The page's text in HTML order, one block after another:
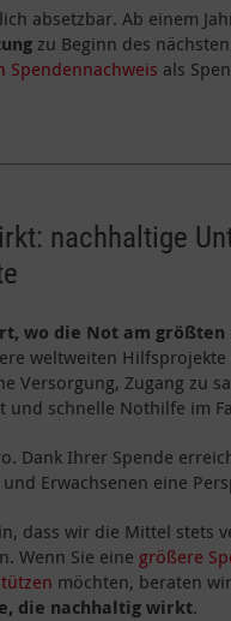
absetzbar. Ab einem
zu Beginn des
Spendennachweis als
nachhaltige
wo die Not am größten
weltweiten
Versorgung, Zugang zu
und schnelle Nothilfe im
Dank Ihrer Spende
Erwachsenen eine
dass wir die Mittel stets
Wenn Sie eine größere
möchten, beraten
die nachhaltig wirkt.